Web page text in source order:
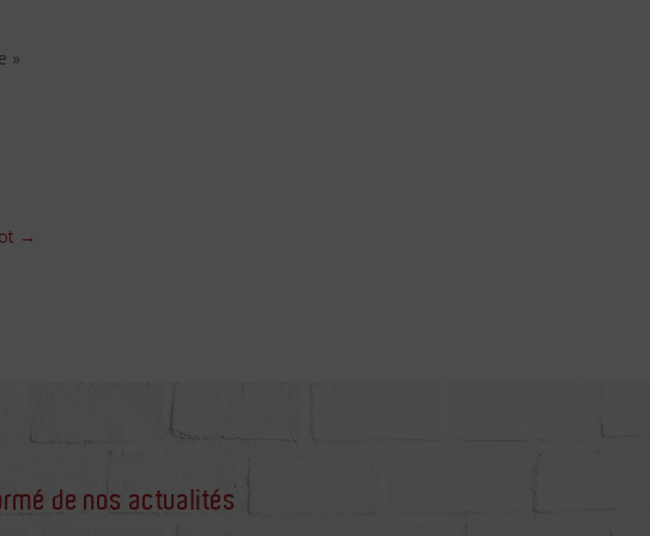
»
→
de nos actualités